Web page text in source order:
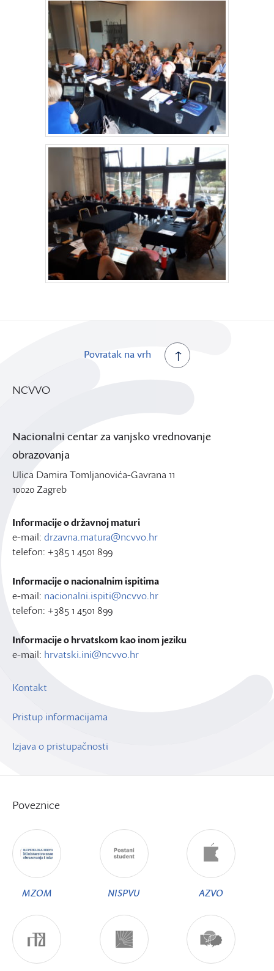
Povratak na vrh
NCVVO
Nacionalni centar za vanjsko vrednovanje
obrazovanja
Ulica Damira Tomljanovića-Gavrana 11
10020 Zagreb
Informacije o državnoj maturi
e-mail: drzavna.matura@ncvvo.hr
telefon: +385 1 4501 899
Informacije o nacionalnim ispitima
e-mail: nacionalni.ispiti@ncvvo.hr
telefon: +385 1 4501 899
Informacije o hrvatskom kao inom jeziku
e-mail: hrvatski.ini@ncvvo.hr
Kontakt
Pristup informacijama
Izjava o pristupačnosti
Poveznice
MZOM NISPVU AZVO